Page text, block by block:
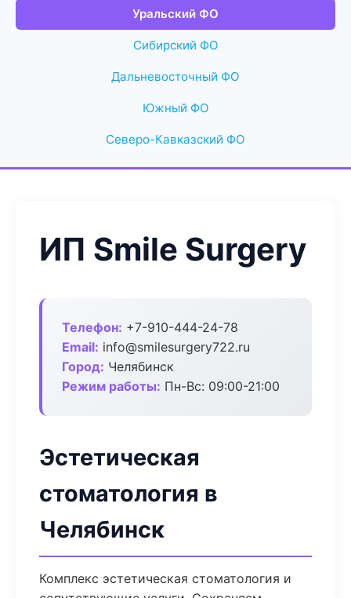
Уральский ФО
Сибирский ФО
Дальневосточный ФО
Южный ФО
Северо-Кавказский ФО
ИП Smile Surgery
Телефон: +7-910-444-24-78
Email: info@smilesurgery722.ru
Город: Челябинск
Режим работы: Пн-Вс: 09:00-21:00
Эстетическая
стоматология в
Челябинск
Комплекс эстетическая стоматология и